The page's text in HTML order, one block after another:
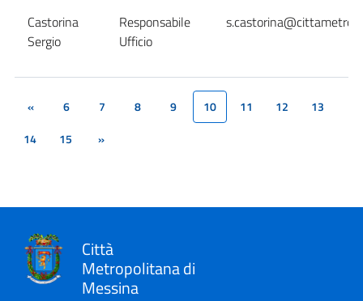
Castorina
Sergio
Responsabile
Ufficio
« 6 7 8 9 10(current)
11 12
13
14
15 »
Città
Metropolitana di
Messina